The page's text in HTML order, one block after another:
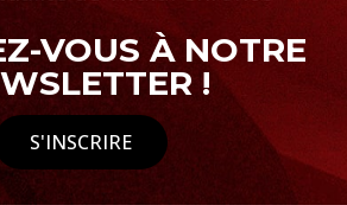
VOUS À NOTRE
!
S'INSCRIRE